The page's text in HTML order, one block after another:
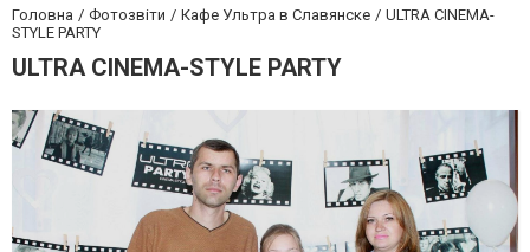
Головна Фотозвіти Кафе Ультра в Славянске
ULTRA CINEMA-
STYLE PARTY
ULTRA CINEMA-STYLE PARTY